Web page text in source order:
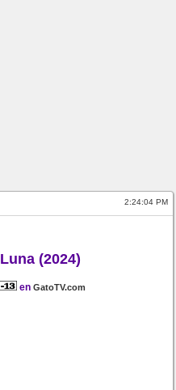
2:24:04 PM
(2024)
en GatoTV.com